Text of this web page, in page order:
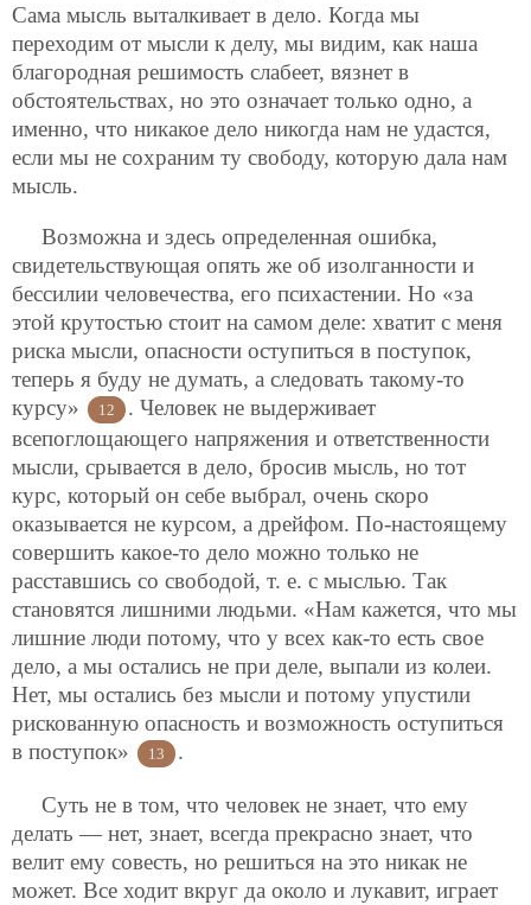
Сама мысль выталкивает в дело. Когда мы
переходим от мысли к делу, мы видим, как наша
благородная решимость слабеет, вязнет в
обстоятельствах, но это означает только одно, а
именно, что никакое дело никогда нам не удастся,
если мы не сохраним ту свободу, которую дала нам
мысль.
Возможна и здесь определенная ошибка,
свидетельствующая опять же об изолганности и
бессилии человечества, его психастении. Но «за
этой крутостью стоит на самом деле: хватит с меня
риска мысли, опасности оступиться в поступок,
теперь я буду не думать, а следовать такому-то
курсу»
12
. Человек не выдерживает
всепоглощающего напряжения и ответственности
мысли, срывается в дело, бросив мысль, но тот
курс, который он себе выбрал, очень скоро
оказывается не курсом, а дрейфом. По-настоящему
совершить какое-то дело можно только не
расставшись со свободой, т. е. с мыслью. Так
становятся лишними людьми. «Нам кажется, что мы
лишние люди потому, что у всех как-то есть свое
дело, а мы остались не при деле, выпали из колеи.
Нет, мы остались без мысли и потому упустили
рискованную опасность и возможность оступиться
в поступок»
13 .
Суть не в том, что человек не знает, что ему
делать — нет, знает, всегда прекрасно знает, что
велит ему совесть, но решиться на это никак не
может. Все ходит вкруг да около и лукавит, играет